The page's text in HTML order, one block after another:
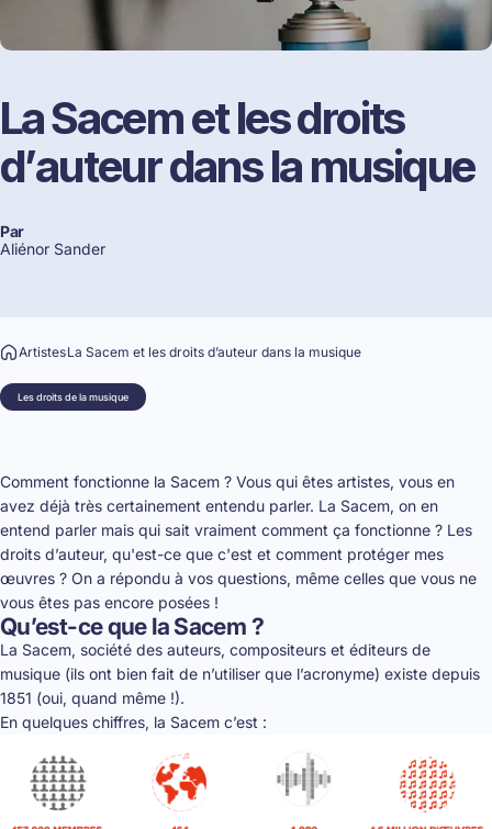
LaSacemetlesdroits
d’auteurdanslamusique
Par
Aliénor Sander
ArtistesLa Sacem et les droits d’auteur dans la musique
Les droits de la musique
Comment fonctionne la Sacem ? Vous qui êtes artistes, vous en
avez déjà très certainement entendu parler. La Sacem, on en
entend parler mais qui sait vraiment comment ça fonctionne ? Les
droits d’auteur, qu'est-ce que c'est et comment protéger mes
œuvres ? On a répondu à vos questions, même celles que vous ne
vous êtes pas encore posées !
Qu’est-ce que la Sacem ?
La Sacem, société des auteurs, compositeurs et éditeurs de
musique (ils ont bien fait de n’utiliser que l’acronyme) existe depuis
1851 (oui, quand même !).
En quelques chiffres, la Sacem c’est :